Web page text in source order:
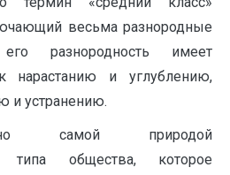
весьма разнородные
разнородность имеет
нарастанию и углублению,
и устранению.
самой природой
типа общества, которое